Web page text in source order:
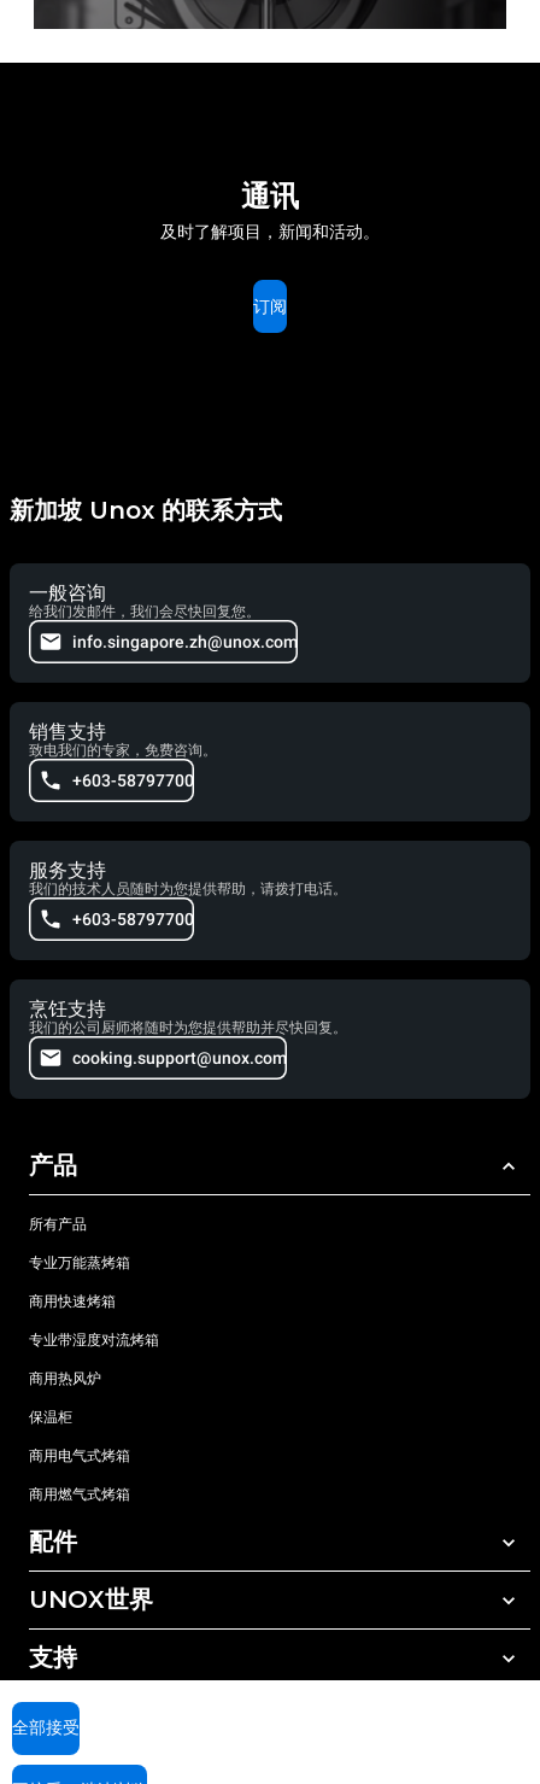
通讯
及时了解项目，新闻和活动。
订阅
新加坡 Unox 的联系方式
一般咨询
给我们发邮件，我们会尽快回复您。
info.singapore.zh@unox.com
销售支持
致电我们的专家，免费咨询。
+603-58797700
服务支持
我们的技术人员随时为您提供帮助，请拨打电话。
+603-58797700
烹饪支持
我们的公司厨师将随时为您提供帮助并尽快回复。
cooking.support@unox.com
产品
所有产品
专业万能蒸烤箱
商用快速烤箱
专业带湿度对流烤箱
商用热风炉
保温柜
商用电气式烤箱
商用燃气式烤箱
配件
所有配件
手动清洗清洁剂
树脂过滤水处理
反渗透水处理
UNOX世界
我们在全球的办事处
支持
UNOX质保
查找经销商
全部接受